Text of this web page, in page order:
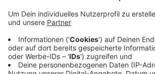
Beseitigung von Hochwasserschäden
also der Hammer Straße in Essen-
vorbereiten zu wollen. Böschung und